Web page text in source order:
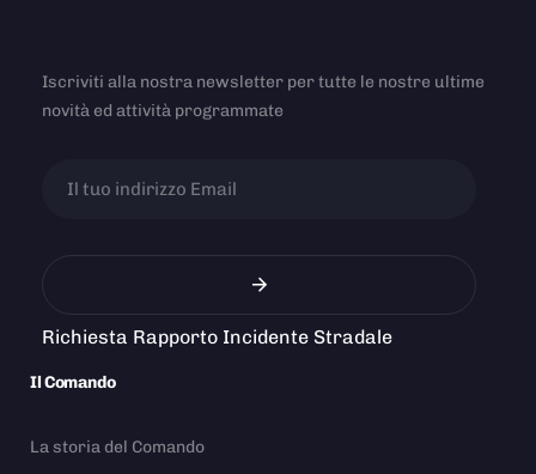
Iscriviti alla nostra newsletter per tutte le nostre ultime
novità ed attività programmate
Richiesta Rapporto Incidente Stradale
Il Comando
La storia del Comando